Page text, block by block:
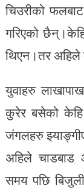
चिउरीको
गरिएको
थिएन।तर
युवाहरु
कुरेर बसेको केहि
जंगलहरु
अहिले
समय पछि